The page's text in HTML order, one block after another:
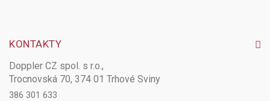
KONTAKTY
Doppler CZ spol. s r.o.,
Trocnovská 70, 374 01 Trhové Sviny
386 301 633